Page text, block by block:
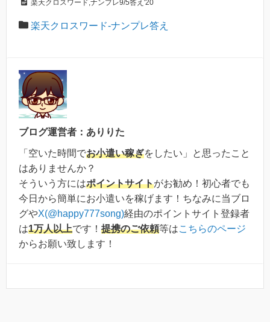
楽天クロスワード,ナンプレ9/5答え'20
楽天クロスワード-ナンプレ答え
ブログ運営者：ありりた
「空いた時間でお小遣い稼ぎをしたい」と思ったこと
はありませんか？
そういう方にはポイントサイトがお勧め！初心者でも
今日から簡単にお小遣いを稼げます！ちなみに当ブロ
グやX(@happy777song)経由のポイントサイト登録者
は1万人以上です！ 提携のご依頼等はこちらのページ
からお願い致します！